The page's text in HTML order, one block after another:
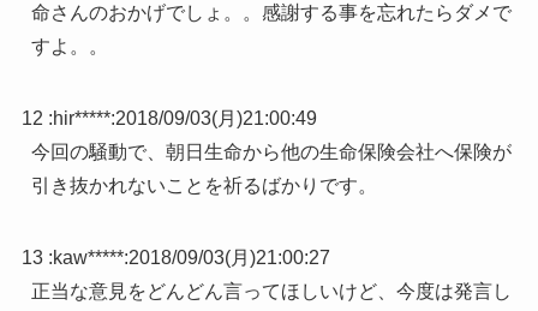
命さんのおかげでしょ。。感謝する事を忘れたらダメで
すよ。。
12 :hir*****:2018/09/03(月)21:00:49
今回の騒動で、朝日生命から他の生命保険会社へ保険が
引き抜かれないことを祈るばかりです。
13 :kaw*****:2018/09/03(月)21:00:27
正当な意見をどんどん言ってほしいけど、今度は発言し